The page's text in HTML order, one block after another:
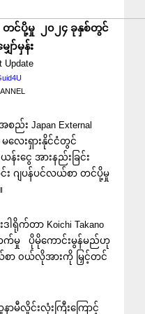
တင်ပို့မှု ၂၀၂၄ ခုနှစ်တွင်
ာ်မှန်း
Update
း Japan External
မလေးရှားနိုင်ငံတွင်
းငွေ အားနည်းခြင်း
း ဂျပန်ပင်လယ်စာ တင်ပို့မှု
ဒါရိုက်တာ Koichi Takano
တက်မှု ပိုမိုကောင်းမွန်မည်ဟု
စာ ၀ယ်လိုအားကို မြှင့်တင်
မီလှိုင်းလုံးကြီးကြောင့်